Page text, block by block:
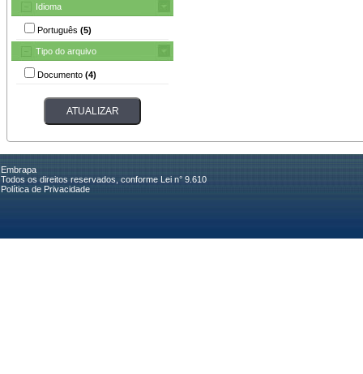
Idioma
Português (5)
Tipo do arquivo
Documento (4)
Embrapa
Todos os direitos reservados, conforme Lei n° 9.610
Política de Privacidade